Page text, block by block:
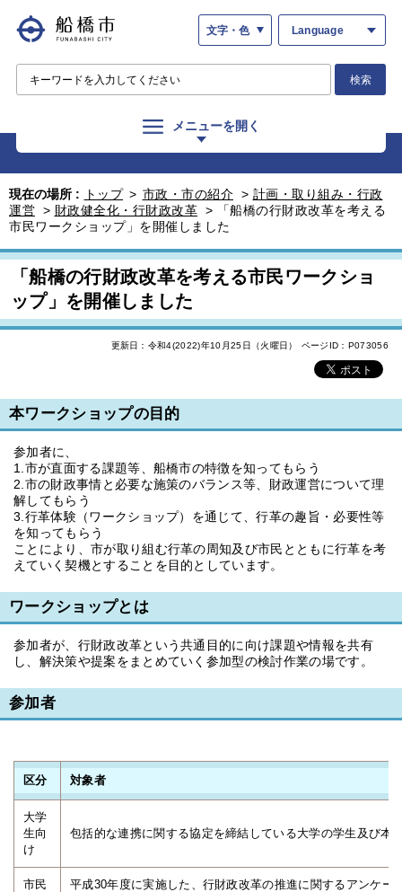
文字・色 Language
検索
メニューを開く
現在の場所 : トップ > 市政・市の紹介 > 計画・取り組み・行政
運営 > 財政健全化・行財政改革 >
「船橋の行財政改革を考える
市民ワークショップ」を開催しました
「船橋の行財政改革を考える市民ワークショ
ップ」を開催しました
更新日：令和4(2022)年10月25日（火曜日） ページID：P073056
本ワークショップの目的
参加者に、
1.市が直面する課題等、船橋市の特徴を知ってもらう
2.市の財政事情と必要な施策のバランス等、財政運営について理
解してもらう
3.行革体験（ワークショップ）を通じて、行革の趣旨・必要性等
を知ってもらう
ことにより、市が取り組む行革の周知及び市民とともに行革を考
えていく契機とすることを目的としています。
ワークショップとは
参加者が、行財政改革という共通目的に向け課題や情報を共有
し、解決策や提案をまとめていく参加型の検討作業の場です。
参加者
区分 対象者
大学
生向
け
包括的な連携に関する協定を締結している大学の学生及び本
市民
平成30年度に実施した、行財政改革の推進に関するアンケー